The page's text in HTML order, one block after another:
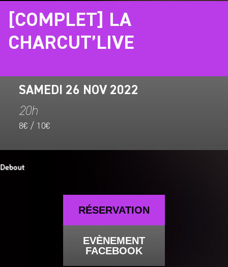
[COMPLET] LA
CHARCUT’LIVE
SAMEDI 26 NOV 2022
20h
8€ / 10€
RÉSERVATION
EVÈNEMENT
FACEBOOK